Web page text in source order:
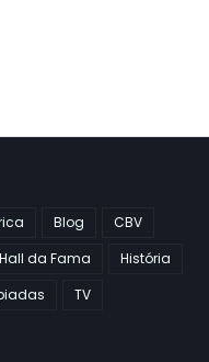
Blog
CBV
Hall da Fama
História
TV